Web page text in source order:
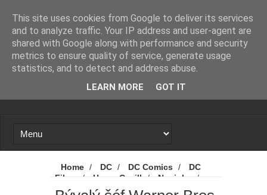
Loading...
Home / DC / DC Comics /
DC
Films
/ Henry Cavill / Novinky
/
Superman
/ Warner Bros. Discovery
This site uses cookies from Google to deliver its services
and to analyze traffic. Your IP address and user-agent are
shared with Google along with performance and security
metrics to ensure quality of service, generate usage
statistics, and to detect and address abuse.
LEARN MORE GOT IT